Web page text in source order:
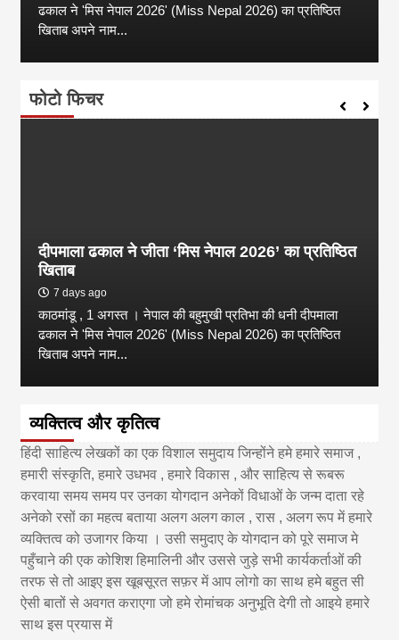
ढकाल ने 'मिस नेपाल 2026' (Miss Nepal 2026) का प्रतिष्ठित
खिताब अपने नाम...
फोटो फिचर
दीपमाला ढकाल ने जीता ‘मिस नेपाल 2026’ का प्रतिष्ठित
खिताब
7 days ago
काठमांडू , 1 अगस्त । नेपाल की बहुमुखी प्रतिभा की धनी दीपमाला
ढकाल ने 'मिस नेपाल 2026' (Miss Nepal 2026) का प्रतिष्ठित
खिताब अपने नाम...
व्यक्तित्व और कृतित्व
हिंदी साहित्य लेखकों का एक विशाल समुदाय जिन्होंने हमे हमारे समाज ,
हमारी संस्कृति, हमारे उधभव , हमारे विकास , और साहित्य से रूबरू
करवाया समय समय पर उनका योगदान अनेकों विधाओं के जन्म दाता रहे
अनेको रसों का महत्व बताया अलग अलग काल , रास , अलग रूप में हमारे
व्यक्तित्व को उजागर किया । उसी समुदाए के योगदान को पूरे समाज मे
पहुँचाने की एक कोशिश हिमालिनी और उससे जुड़े सभी कार्यकर्ताओं की
तरफ से तो आइए इस खूबसूरत सफ़र में आप लोगो का साथ हमे बहुत सी
ऐसी बातों से अवगत कराएगा जो हमे रोमांचक अनुभूति देगी तो आइये हमारे
साथ इस प्रयास में